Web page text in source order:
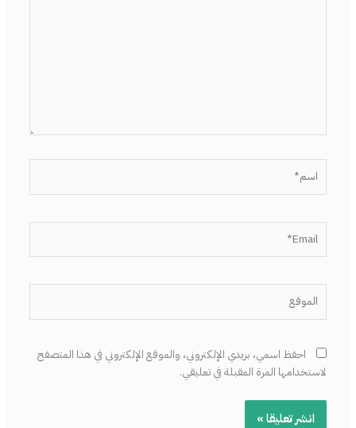
احفظ اسمي، بريدي الإلكتروني، والموقع الإلكتروني في هذا المتصفح
لاستخدامها المرة المقبلة في تعليقي.